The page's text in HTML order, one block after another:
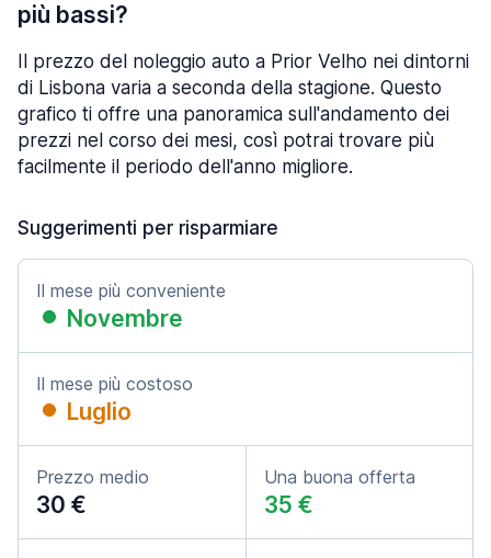
più bassi?
Il prezzo del noleggio auto a Prior Velho nei dintorni
di Lisbona varia a seconda della stagione. Questo
grafico ti offre una panoramica sull'andamento dei
prezzi nel corso dei mesi, così potrai trovare più
facilmente il periodo dell'anno migliore.
Suggerimenti per risparmiare
Il mese più conveniente
Novembre
Il mese più costoso
Luglio
Prezzo medio
30 €
Una buona offerta
35 €